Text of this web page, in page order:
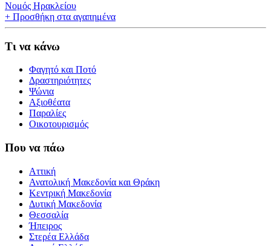
Νομός Ηρακλείου
+ Προσθήκη στα αγαπημένα
Τι να κάνω
Φαγητό και Ποτό
Δραστηριότητες
Ψώνια
Αξιοθέατα
Παραλίες
Οικοτουρισμός
Που να πάω
Αττική
Ανατολική Μακεδονία και Θράκη
Κεντρική Μακεδονία
Δυτική Μακεδονία
Θεσσαλία
Ήπειρος
Στερέα Ελλάδα